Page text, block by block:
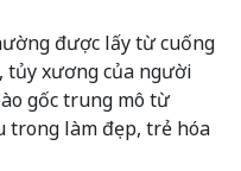
được lấy từ cuống
tủy xương của người
gốc trung mô từ
trong làm đẹp, trẻ hóa